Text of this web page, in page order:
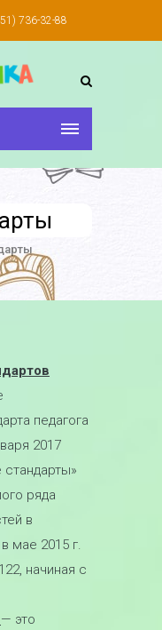
736-32-88
педагога
2017
ряда
в
мае 2015 г.
начиная с
— это